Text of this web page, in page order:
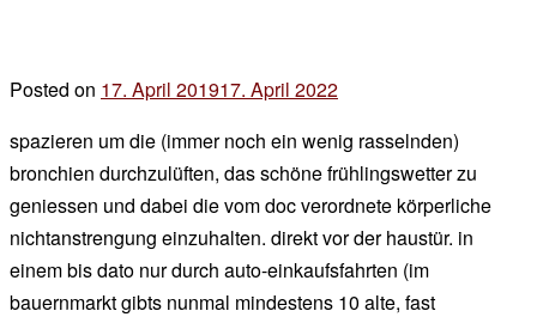
Posted on 17. April 201917. April 2022
chef
spazieren um die (immer noch ein wenig rasselnden)
bronchien durchzulüften, das schöne frühlingswetter zu
geniessen und dabei die vom doc verordnete körperliche
nichtanstrengung einzuhalten. direkt vor der haustür. in
einem bis dato nur durch auto-einkaufsfahrten (im
bauernmarkt gibts nunmal mindestens 10 alte, fast